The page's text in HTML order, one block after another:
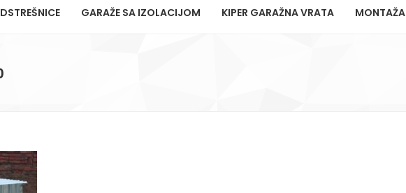
GARAŽE SA IZOLACIJOM KIPER GARAŽNA VRATA MONTAŽA